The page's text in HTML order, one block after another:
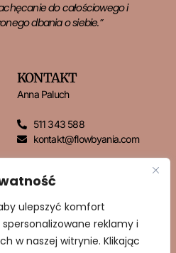
ulepszyć komfort
reklamy i
w naszej witrynie. Klikając
do całościowego i
dbania o siebie.”
KONTAKT
Anna Paluch
511 343 588
kontakt@flowbyania.com